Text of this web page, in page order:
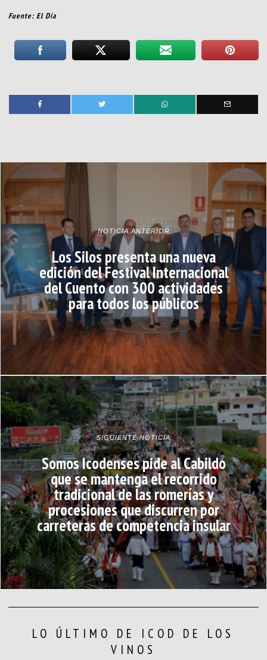
Fuente: El Día
NOTICIA ANTERIOR
Los Silos presenta una nueva
edición del Festival Internacional
del Cuento con 300 actividades
para todos los públicos
SIGUIENTE NOTICIA
Somos Icodenses pide al Cabildo
que se mantenga el recorrido
tradicional de las romerías y
procesiones que discurren por
carreteras de competencia insular
LO ÚLTIMO DE ICOD DE LOS
VINOS